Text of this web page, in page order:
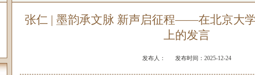
张仁 | 墨韵承文脉 新声启征程——在北京大
上的发言
发布人： 发布时间：2025-12-24